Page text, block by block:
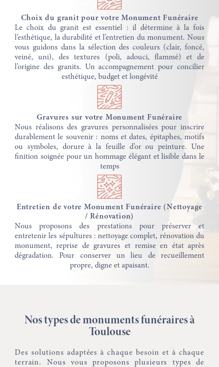
Choix du granit pour votre Monument Funéraire
Le choix du granit est essentiel : il détermine à la fois
l’esthétique, la durabilité et l’entretien du monument. Nous
vous guidons dans la sélection des couleurs (clair, foncé,
veiné, uni), des textures (poli, adouci, flammé) et de
l’origine des granits. Un accompagnement pour concilier
esthétique, budget et longévité
Gravures sur votre Monument Funéraire
Nous réalisons des gravures personnalisées pour inscrire
durablement le souvenir : noms et dates, épitaphes, motifs
ou symboles, dorure à la feuille d’or ou peinture. Une
finition soignée pour un hommage élégant et lisible dans le
temps
Entretien de votre Monument Funéraire (Nettoyage
/ Rénovation)
Nous proposons des prestations pour préserver et
entretenir les sépultures : nettoyage complet, rénovation du
monument, reprise de gravures et remise en état après
dégradation. Pour conserver un lieu de recueillement
propre, digne et apaisant.
Nos types de monuments funéraires à
Toulouse
Des solutions adaptées à chaque besoin et à chaque
terrain. Nous vous proposons plusieurs types de